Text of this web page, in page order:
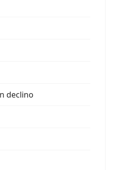
declino